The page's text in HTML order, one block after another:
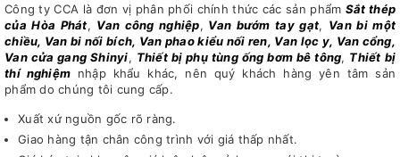
Công ty CCA là đơn vị phân phối chính thức các sản phẩm Sắt thép
của Hòa Phát, Van công nghiệp, Van bướm tay gạt, Van bi một
chiều, Van bi nối bích, Van phao kiểu nối ren, Van lọc y, Van cổng,
Van cửa gang Shinyi, Thiết bị phụ tùng ống bơm bê tông, Thiết bị
thí nghiệm nhập khẩu khác, nên quý khách hàng yên tâm sản
phẩm do chúng tôi cung cấp.
Xuất xứ nguồn gốc rõ ràng.
Giao hàng tận chân công trình với giá thấp nhất.